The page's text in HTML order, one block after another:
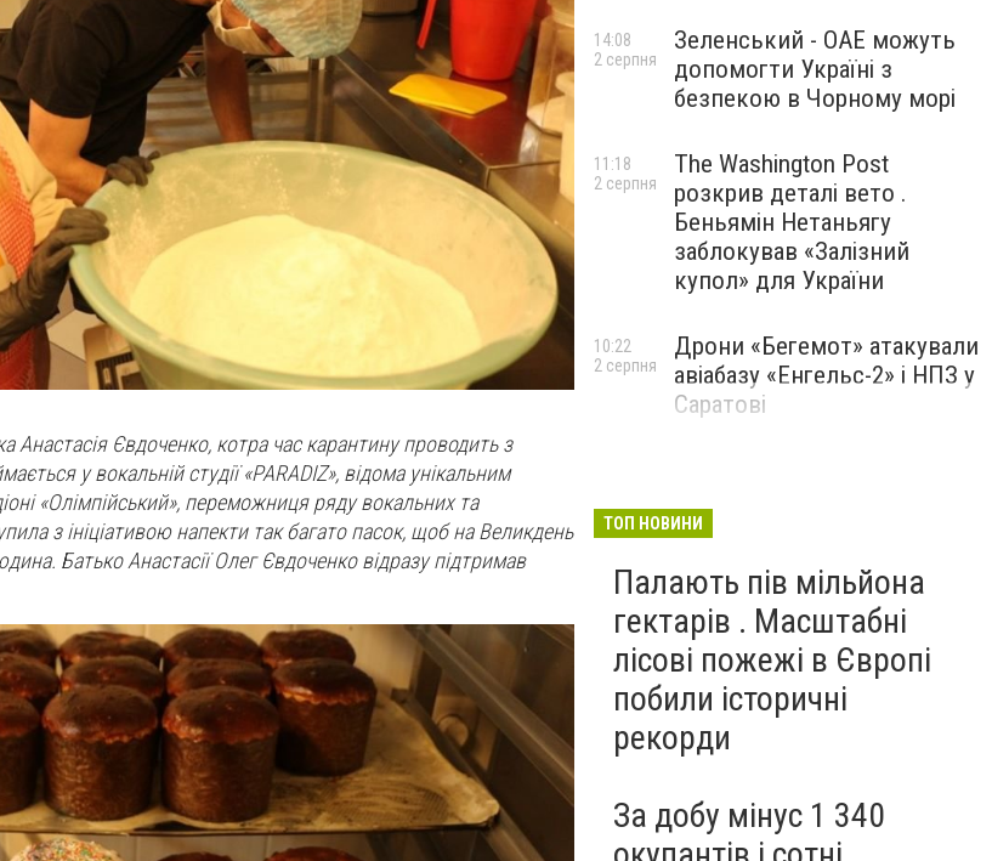
Анастасія Євдоченко, котра час карантину проводить з
у вокальній студії «PARADIZ», відома унікальним
«Олімпійський», переможниця ряду вокальних та
з ініціативою напекти так багато пасок, щоб на Великдень
Батько Анастасії Олег Євдоченко відразу підтримав
Зеленський - ОАЕ можуть
допомогти Україні з
безпекою в Чорному морі
14:08
2 серпня
The Washington Post
розкрив деталі вето .
Беньямін Нетаньягу
заблокував «Залізний
купол» для України
11:18
2 серпня
Дрони «Бегемот» атакували
авіабазу «Енгельс-2» і НПЗ у
Саратові
10:22
2 серпня
ТОП НОВИНИ
Палають пів мільйона
гектарів . Масштабні
лісові пожежі в Європі
побили історичні
рекорди
За добу мінус 1 340